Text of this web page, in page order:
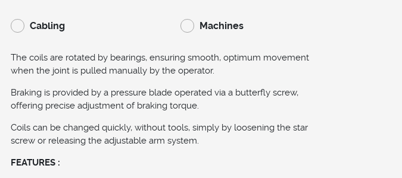
Cabling Machines
The coils are rotated by bearings, ensuring smooth, optimum movement
when the joint is pulled manually by the operator.
Braking is provided by a pressure blade operated via a butterfly screw,
offering precise adjustment of braking torque.
Coils can be changed quickly, without tools, simply by loosening the star
screw or releasing the adjustable arm system.
FEATURES :